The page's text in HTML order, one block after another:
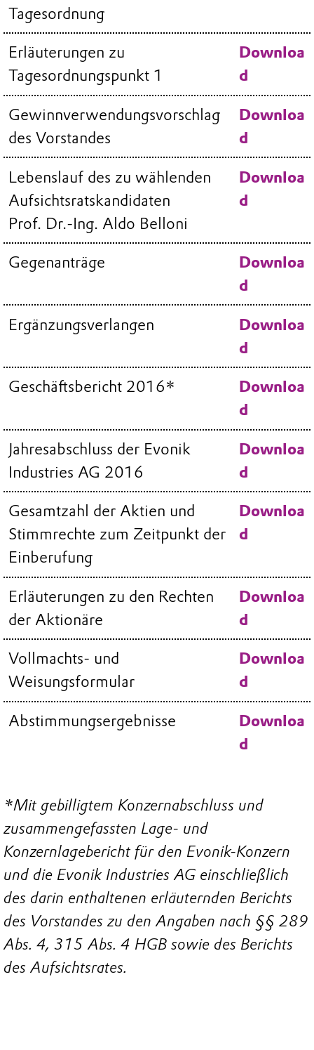
Tagesordnung
Erläuterungen zu
Tagesordnungspunkt 1
Downloa
d
Gewinnverwendungsvorschlag
des Vorstandes
Downloa
d
Lebenslauf des zu wählenden
Aufsichtsratskandidaten
Prof. Dr.-Ing. Aldo Belloni
Downloa
d
Gegenanträge
Downloa
d
Ergänzungsverlangen
Downloa
d
Geschäftsbericht 2016*
Downloa
d
Jahresabschluss der Evonik
Industries AG 2016
Downloa
d
Gesamtzahl der Aktien und
Stimmrechte zum Zeitpunkt der
Einberufung
Downloa
d
Erläuterungen zu den Rechten
der Aktionäre
Downloa
d
Vollmachts- und
Weisungsformular
Downloa
d
Abstimmungsergebnisse
Downloa
d
*Mit gebilligtem Konzernabschluss und
zusammengefassten Lage- und
Konzernlagebericht für den Evonik-Konzern
und die Evonik Industries AG einschließlich
des darin enthaltenen erläuternden Berichts
des Vorstandes zu den Angaben nach §§ 289
Abs. 4, 315 Abs. 4 HGB sowie des Berichts
des Aufsichtsrates.